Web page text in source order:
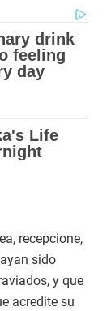
recepcione,
sido
y que
acredite su